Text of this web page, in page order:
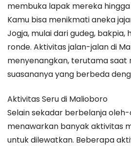
membuka lapak mereka
Kamu bisa menikmati aneka
Jogja, mulai dari gudeg, bakpia,
ronde. Aktivitas jalan-jalan di
menyenangkan, terutama saat
suasananya yang berbeda
Aktivitas Seru di Malioboro
Selain sekadar berbelanja
menawarkan banyak aktivitas
untuk dilewatkan. Beberapa